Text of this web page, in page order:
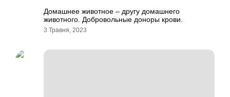
Домашнее животное – другу домашнего
животного. Добровольные доноры крови.
3 Травня, 2023